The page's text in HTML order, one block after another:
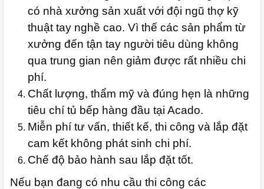
có nhà xưởng sản xuất với đội ngũ thợ kỹ
thuật tay nghề cao. Vì thế các sản phẩm từ
xưởng đến tận tay người tiêu dùng không
qua trung gian nên giảm được rất nhiều chi
phí.
Chất lượng, thẩm mỹ và đúng hẹn là những
tiêu chí tủ bếp hàng đầu tại Acado.
Miễn phí tư vấn, thiết kế, thi công và lắp đặt
cam kết không phát sinh chi phí.
Chế độ bảo hành sau lắp đặt tốt.
Nếu bạn đang có nhu cầu thi công các